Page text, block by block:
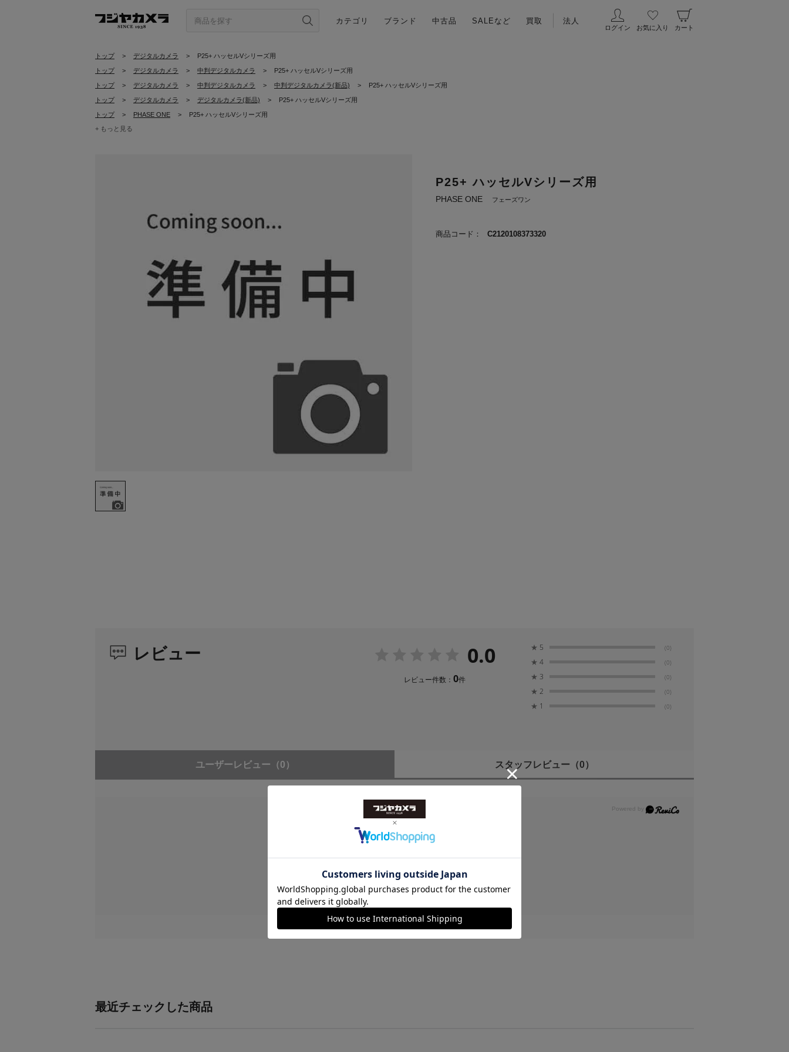
カテゴリ ブランド 中古品 SALEなど 買取 法人
ログイン お気に入り カート
トップ > デジタルカメラ > P25+ ハッセルVシリーズ用
トップ > デジタルカメラ > 中判デジタルカメラ > P25+ ハッセルVシリーズ用
トップ > デジタルカメラ > 中判デジタルカメラ > 中判デジタルカメラ(新品) > P25+ ハッセルVシリーズ用
トップ > デジタルカメラ > デジタルカメラ(新品) > P25+ ハッセルVシリーズ用
トップ > PHASE ONE >
P25+ ハッセルVシリーズ用
+ もっと見る
P25+ ハッセルVシリーズ用
PHASE ONE フェーズワン
商品コード： C2120108373320
レビュー 0.0
レビュー件数： 0件
★ 5 (0)
★ 4 (0)
★ 3 (0)
★ 2 (0)
★ 1 (0)
ユーザーレビュー （0） スタッフレビュー （0）
レビューはありません。
最近チェックした商品